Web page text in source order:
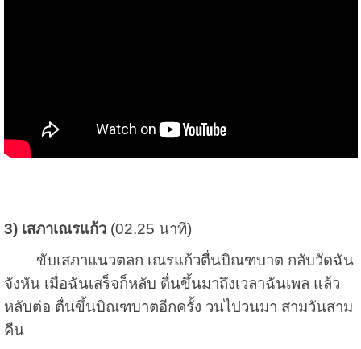
3) เสภาเณรแก้ว(02.25 นาที)
ขับเสภาแนวตลก เณรแก้วตื่นบิณฑบาต กลับวัดฉัน
จังหัน เมื่อฉันเสร็จก็หลับ ตื่นขึ้นมาถึงเวลาฉันเพล แล้ว
หลับต่อ ตื่นขึ้นบิณฑบาตอีกครั้ง วนไปวนมา สามวันสาม
คืน